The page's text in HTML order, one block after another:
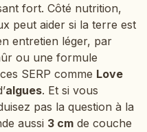
fort. Côté nutrition,
peut aider si la terre est
entretien léger, par
ou une formule
SERP comme Love
algues. Et si vous
pas la question à la
aussi 3 cm de couche